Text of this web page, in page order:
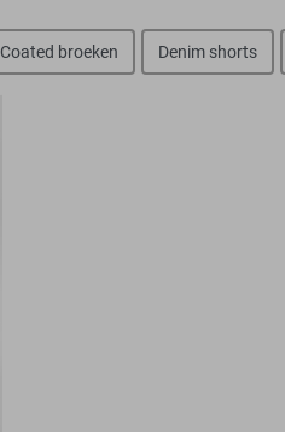
Coated broeken Denim shorts